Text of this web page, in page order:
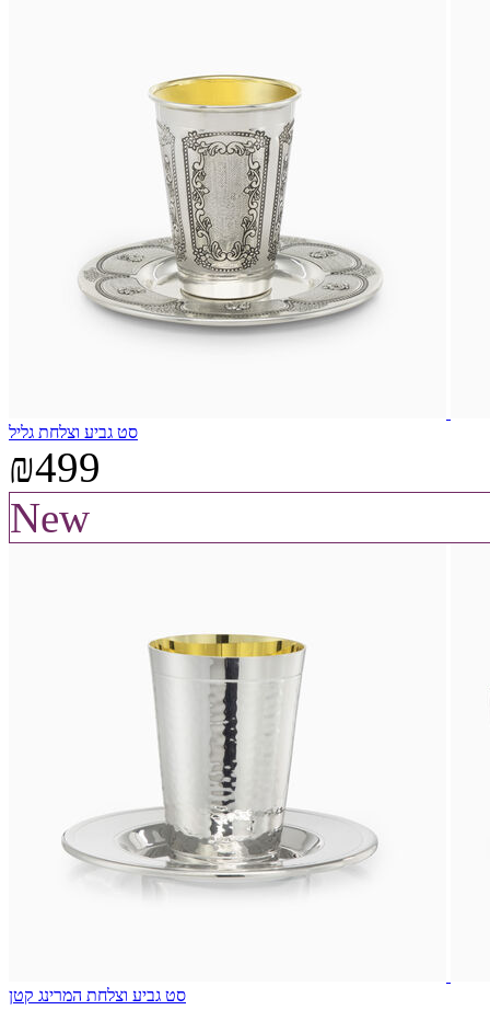
סט גביע וצלחת גליל
₪499
New
סט גביע וצלחת המרינג קטן